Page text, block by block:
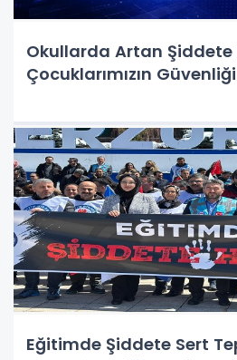
Okullarda Artan Şiddete
Çocuklarımızın
Eğitimde Şiddete Sert